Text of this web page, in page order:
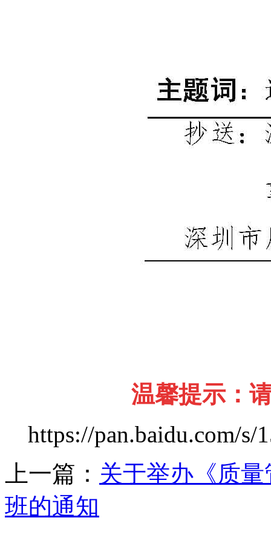
温馨提示：
https://pan.baidu.com/
上一篇： 关于举办《质
班的通知